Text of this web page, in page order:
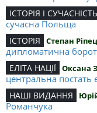
ІСТОРІЯ І СУЧАСНІСТЬ
сучасна Польща
ІСТОРІЯ Степан
дипломатична
ЕЛІТА НАЦІЇ Оксана
центральна постать
НАШІ ВИДАННЯ
Романчука